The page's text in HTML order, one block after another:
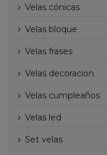
velas cónicas
velas bloque
velas frases
velas decoracion
velas cumpleaños
velas led
set velas